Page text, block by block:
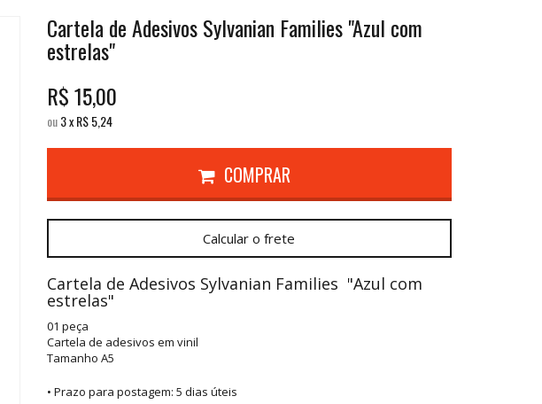
Cartela de Adesivos Sylvanian Families "Azul com
estrelas"
R$15,00
ou3x R$5,24
COMPRAR
Calcular o frete
Cartela de Adesivos Sylvanian Families "Azul com
estrelas"
01 peça
Cartela de adesivos em vinil
Tamanho A5
• Prazo para postagem: 5 dias úteis